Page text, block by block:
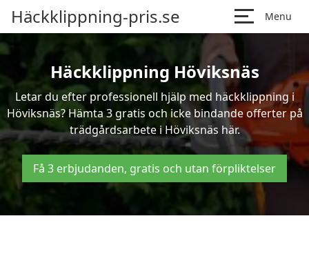
Häckklippning-pris.se Menu
Häckklippning Höviksnäs
Letar du efter professionell hjälp med häckklippning i
Höviksnäs? Hämta 3 gratis och icke bindande offerter på
trädgårdsarbete i Höviksnäs här.
Få 3 erbjudanden, gratis och utan förpliktelser